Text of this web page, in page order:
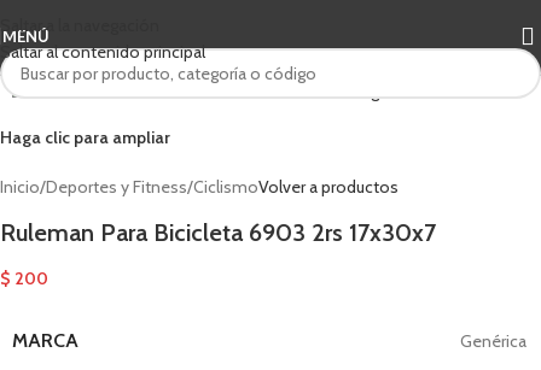
Saltar a la navegación
Saltar al contenido principal
MENÚ
Haga clic para ampliar
Inicio/Deportes y Fitness/CiclismoVolver a productos
Ruleman Para Bicicleta 6903 2rs 17x30x7
$ 200
MARCA Genérica